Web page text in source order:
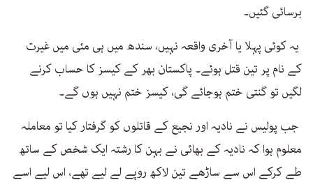
برسائی گئیں۔
یہ کوئی پہلا یا آخری واقعہ نہیں، سندھ میں ہی مئی میں غیرت
کے نام پر تین قتل ہوئے۔ پاکستان بھر کے کیسز کا حساب کرنے
لگیں تو گنتی ختم ہوجائے گی، کیسز ختم نہیں ہوں گے۔
جب پولیس نے نادیہ اور نجیع کے قاتلوں کو گرفتار کیا تو معاملہ
معلوم ہوا کہ نادیہ کے بھائی نے بہن کا رشتہ ایک شخص کے ساتھ
طے کرکے اس سے ساڑھے تین لاکھ روپے لے لیے تھے، اس لیے اسے